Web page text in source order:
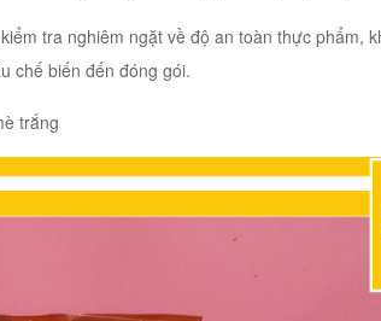
tra nghiêm ngặt về độ an toàn thực phẩm,
chế biến đến đóng gói.
trắng